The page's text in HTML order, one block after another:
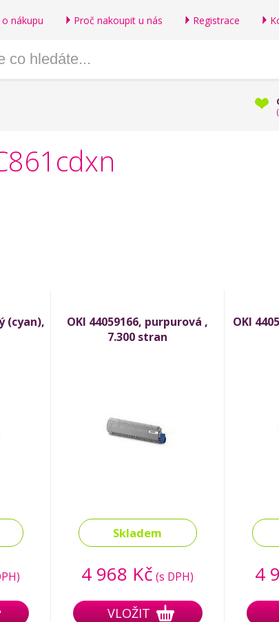
o nákupu Proč nakoupit u nás Registrace
(
(cyan),
OKI 44059166, purpurová ,
7.300 stran
Skladem
4 968 Kč (s DPH)
VLOŽIT
OKI
4